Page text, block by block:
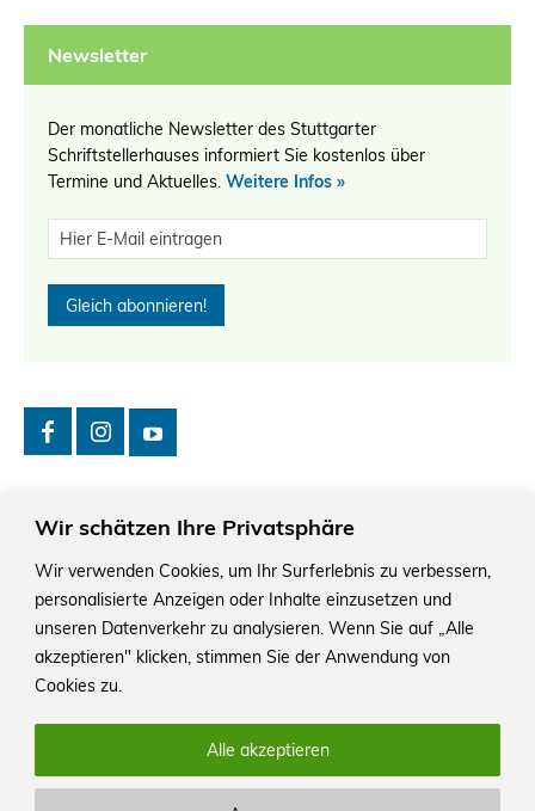
Wir schätzen Ihre Privatsphäre
Wir verwenden Cookies, um Ihr Surferlebnis zu verbessern,
personalisierte Anzeigen oder Inhalte einzusetzen und
unseren Datenverkehr zu analysieren. Wenn Sie auf „Alle
akzeptieren" klicken, stimmen Sie der Anwendung von
Cookies zu.
Alle akzeptieren
Newsletter
Der monatliche Newsletter des Stuttgarter
Schriftstellerhauses informiert Sie kostenlos über
Termine und Aktuelles. Weitere Infos »
Das Schriftstellerhaus ist ein beliebter Treffpunkt für
Autorinnen und Autoren aus Stuttgart und der Region sowie
ein Veranstaltungsort für Lesungen, Tagungen und
Schreibwerkstätten.